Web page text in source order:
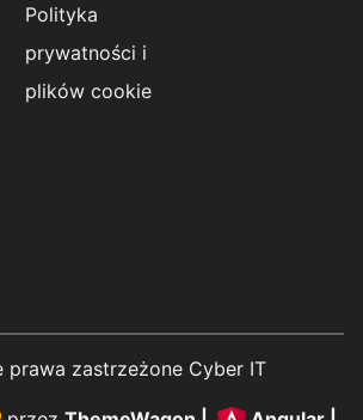
Polityka
prywatności i
plików cookie
prawa zastrzeżone Cyber IT